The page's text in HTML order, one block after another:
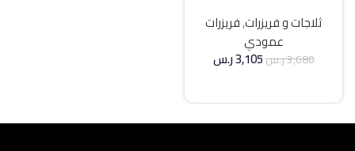
ثلاجات و فريزرات,فريزرات
عمودي
3,680ر.س3,105ر.س